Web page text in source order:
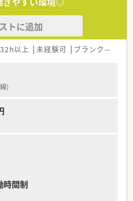
、プライベートな時間をしっかり
休暇は6日間と、長期休暇が充実し
ワークライフバランスの取れた働
で腰を据えて長く薬剤師としてキ
。
しの良いアットホームな職場で働
トに追加
以上 未経験可 ブランク可
)
時間制